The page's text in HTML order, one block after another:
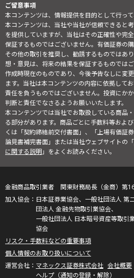
ご留意事項
本コンテンツは、情報提供を目的として行って
本コンテンツは、当社や当社が信頼できると
を提供していますが、当社はその正確性や完
保証するものではございません。有価証券の
その他の取引を推奨し、勧誘するものではあ
想・意見は、将来の結果を保証するものでは
作成時現在のものであり、今後予告なしに変
ます。当社は本コンテンツの内容に依拠して
責任を負うものではございません。投資にか
判断と責任でなさるようお願いいたします。
本コンテンツでは当社でお取扱している商品
る部分があります。商品ごとに手数料等およ
くは「契約締結前交付書面」、「上場有価証
論見書補完書面」または当社ウェブサイトの「
に関する説明」をよくお読みください。
金融商品取引業者 関東財務局長（金商）第
日本証券業協会、一般社団法人 第
団法人 金融先物取引業協会、
一般社団法人 日本暗号資産等取引
協会
リスク・手数料などの重要事項
個人情報のお取り扱いについて
マネックス証券株式会社 会社概要
ヘルプ（通知の登録・解除）